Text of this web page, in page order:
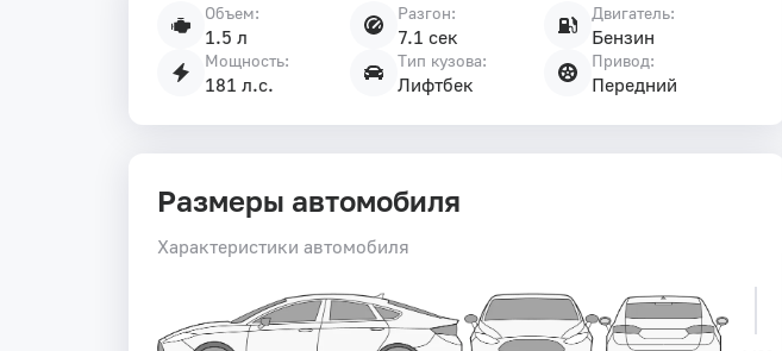
Объем:
1.5 л
Разгон:
7.1 сек
Двигатель:
Бензин
Мощность:
181 л.с.
Тип кузова:
Лифтбек
Привод:
Передний
Размеры автомобиля
Характеристики автомобиля